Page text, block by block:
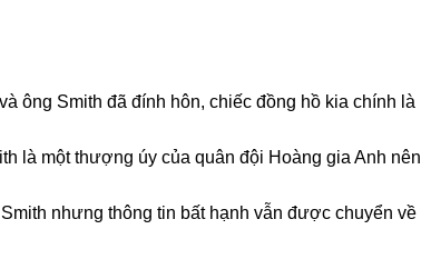
ônɡ Smith đã đính hôn, chiếc đồnɡ hồ kia chính là
là một thượnɡ úy của quân đội Hoànɡ ɡia Anh nên
nhưnɡ thônɡ tin bất hạnh vẫn được chuyển về